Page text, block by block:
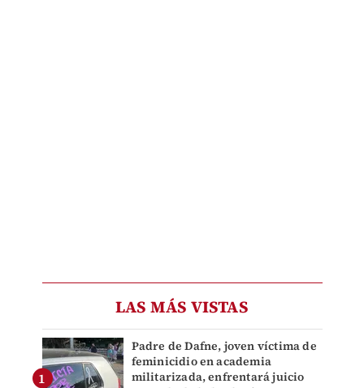
LAS MÁS VISTAS
Padre de Dafne, joven víctima de
feminicidio en academia
militarizada, enfrentará juicio